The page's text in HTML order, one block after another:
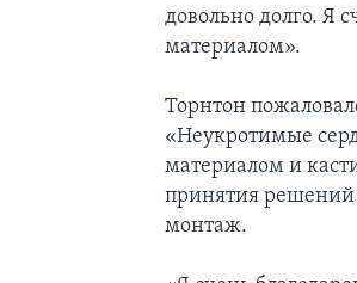
довольно долго. Я
материалом».
Торнтон
«Неукротимые
материалом и
принятия решений
монтаж.